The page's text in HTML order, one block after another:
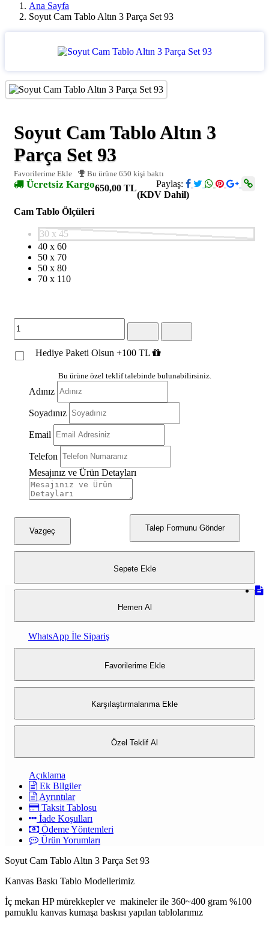
Ana Sayfa
Soyut Cam Tablo Altın 3 Parça Set 93
Soyut Cam Tablo Altın 3
Parça Set 93
Favorilerime Ekle Bu ürüne 650 kişi baktı
Ücretsiz Kargo Paylaş:
650,00 TL
(KDV Dahil)
Cam Tablo Ölçüleri
30 x 45
40 x 60
50 x 70
50 x 80
70 x 110
Hediye Paketi Olsun +100 TL
Bu ürüne özel teklif talebinde bulunabilirsiniz.
Adınız
Soyadınız
Email
Telefon
Mesajınız ve Ürün Detayları
Talep Formunu Gönder
Vazgeç
Sepete Ekle
Hemen Al
WhatsApp İle Sipariş
Favorilerime Ekle
Karşılaştırmalarıma Ekle
Özel Teklif Al
Açıklama
Ek Bilgiler
Ayrıntılar
Taksit Tablosu
İade Koşulları
Ödeme Yöntemleri
Ürün Yorumları
Soyut Cam Tablo Altın 3 Parça Set 93
Kanvas Baskı Tablo Modellerimiz
İç mekan HP mürekkepler ve makineler ile 360~400 gram %100
pamuklu kanvas kumaşa baskısı yapılan tablolarımız